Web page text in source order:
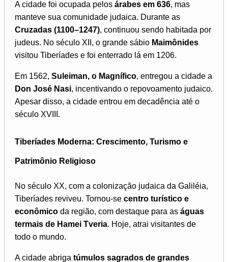
A cidade foi ocupada pelos árabes em 636, mas
manteve sua comunidade judaica. Durante as
Cruzadas (1100–1247), continuou sendo habitada por
judeus. No século XII, o grande sábio Maimônides
visitou Tiberíades e foi enterrado lá em 1206.
Em 1562, Suleiman, o Magnífico, entregou a cidade a
Don José Nasi, incentivando o repovoamento judaico.
Apesar disso, a cidade entrou em decadência até o
século XVIII.
Tiberíades Moderna: Crescimento, Turismo e
Patrimônio Religioso
No século XX, com a colonização judaica da Galiléia,
Tiberíades reviveu. Tornou-se centro turístico e
econômico da região, com destaque para as águas
termais de Hamei Tveria. Hoje, atrai visitantes de
todo o mundo.
A cidade abriga túmulos sagrados de grandes